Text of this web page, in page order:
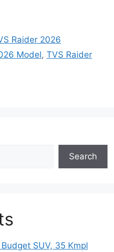
Raider 2026
Model, TVS Raider
Search
SUV, 35 Kmpl